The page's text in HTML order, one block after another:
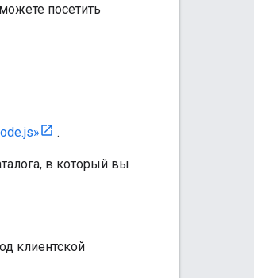
посетить
.
в который вы
клиентской